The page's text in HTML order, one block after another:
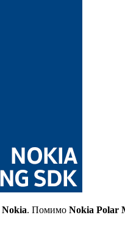
Nokia. Помимо Nokia Polar